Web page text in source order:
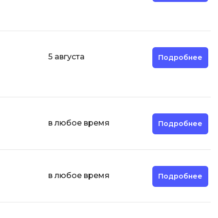
5 августа Подробнее
в любое время Подробнее
в любое время Подробнее